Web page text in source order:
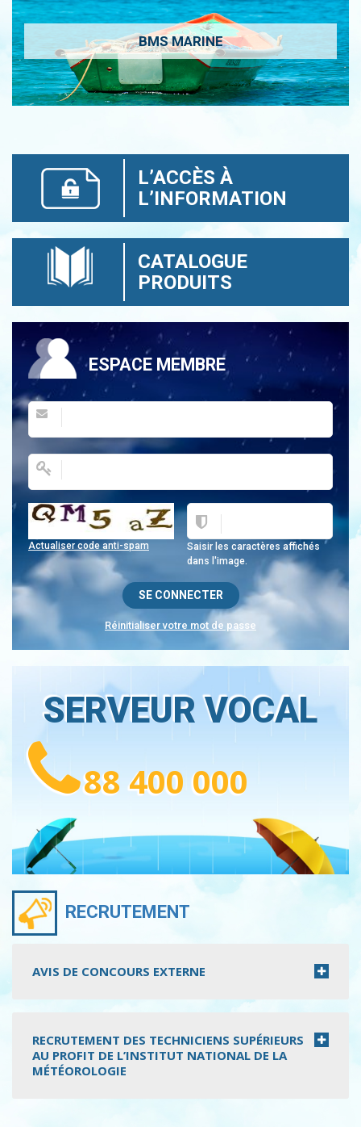
BMS MARINE
L’ACCÈS À
L’INFORMATION
CATALOGUE
PRODUITS
ESPACE MEMBRE
Saisir les caractères affichés
dans l'image.
Actualiser code anti-spam
Réinitialiser votre mot de passe
SERVEUR VOCAL
88 400 000
RECRUTEMENT
AVIS DE CONCOURS EXTERNE
RECRUTEMENT DES TECHNICIENS SUPÉRIEURS
AU PROFIT DE L’INSTITUT NATIONAL DE LA
MÉTÉOROLOGIE